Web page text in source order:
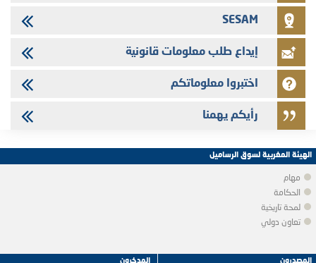
SESAM
إيداع طلب معلومات قانونية
اختبروا معلوماتكم
رأيكم يهمنا
الهيئة المغربية لسوق الرساميل
مهام
الحكامة
لمحة تاريخية
تعاون دولي
المدخرون المصدرون